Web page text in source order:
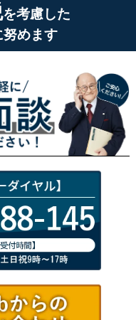
を考慮した
めます